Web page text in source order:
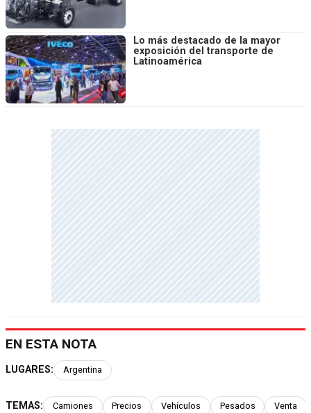
Lo más destacado de la mayor
exposición del transporte de
Latinoamérica
EN ESTA NOTA
LUGARES: Argentina
TEMAS: Camiones Precios Vehículos Pesados Venta